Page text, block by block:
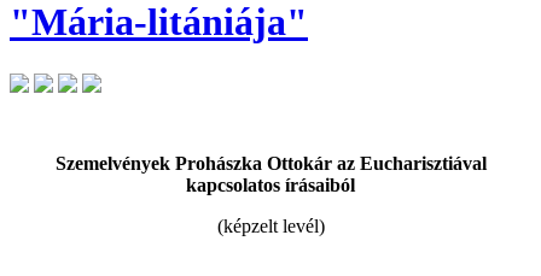
"Mária-litániája"
Szemelvények Prohászka Ottokár az Eucharisztiával
kapcsolatos írásaiból
(képzelt levél)